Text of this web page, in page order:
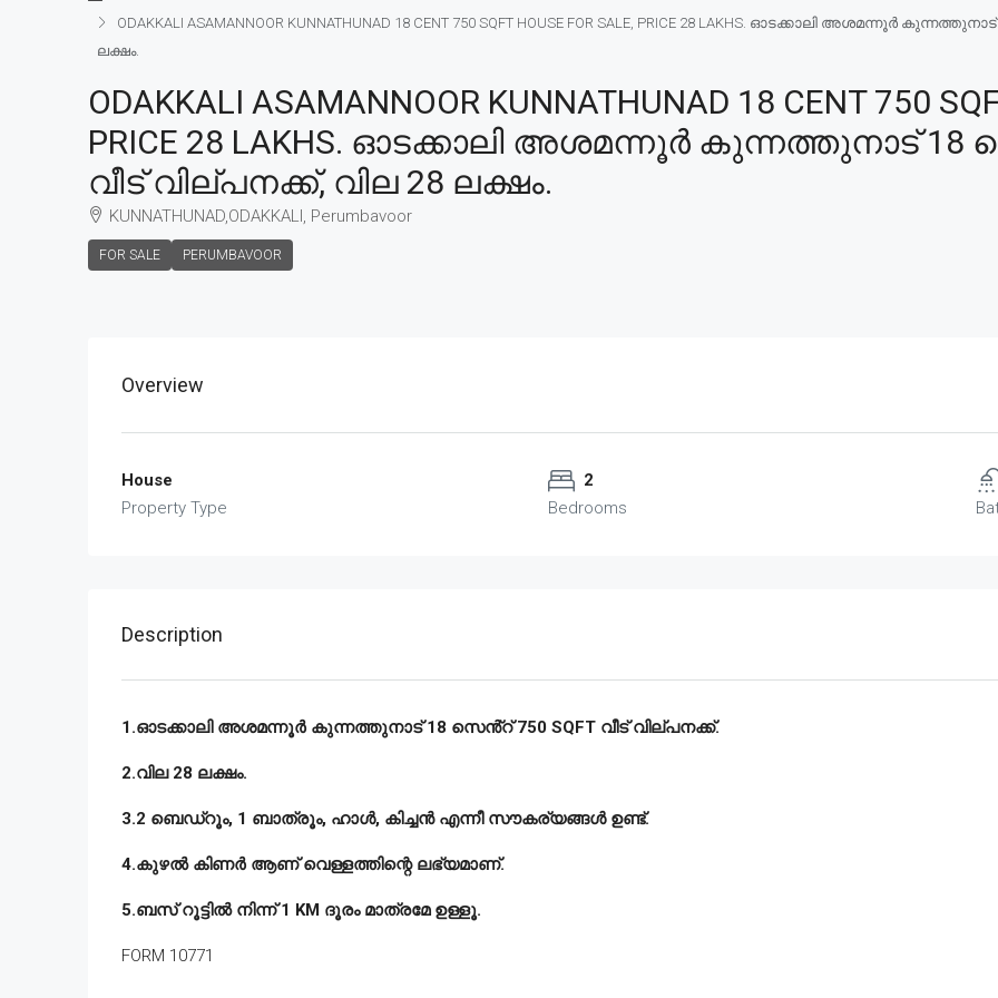
ODAKKALI ASAMANNOOR KUNNATHUNAD 18 CENT 750 SQFT HOUSE FOR SALE, PRICE 28 LAKHS. ഓടക്കാലി അശമന്നൂർ
ലക്ഷം.
ODAKKALI ASAMANNOOR KUNNATHUNAD 18 CENT 750
PRICE 28 LAKHS. ഓടക്കാലി അശമന്നൂർ കുന്നത്തുനാട് 18
വീട് വില്പനക്ക്, വില 28 ലക്ഷം.
KUNNATHUNAD,ODAKKALI, Perumbavoor
FOR SALE PERUMBAVOOR
Overview
House
Property Type
2
Bedrooms
Description
1.ഓടക്കാലി അശമന്നൂർ കുന്നത്തുനാട് 18 സെൻ്റ് 750 SQFT വീട് വില്പനക്ക്.
2.വില 28 ലക്ഷം.
3.2 ബെഡ്‌റൂം, 1 ബാത്രൂം, ഹാൾ, കിച്ചൻ എന്നീ സൗകര്യങ്ങൾ ഉണ്ട്‌.
4.കുഴൽ കിണർ ആണ് വെള്ളത്തിന്റെ ലഭ്യമാണ്.
5.ബസ് റൂട്ടിൽ നിന്ന് 1 KM ദൂരം മാത്രമേ ഉള്ളൂ.
FORM 10771